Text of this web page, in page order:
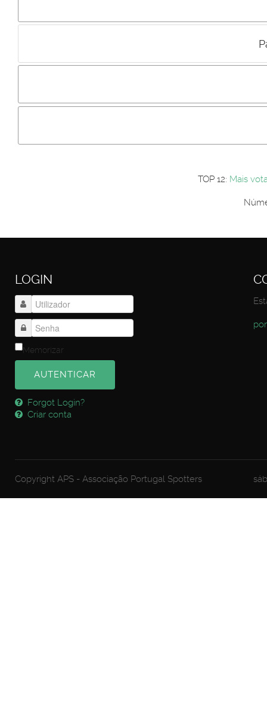
Incluir imagem :
Os
Primeiro autentique-se...
TOP 12: Mais
LOGIN
Memorizar
AUTENTICAR
Forgot Login?
Criar conta
Copyright APS - Associação Portugal Spotters